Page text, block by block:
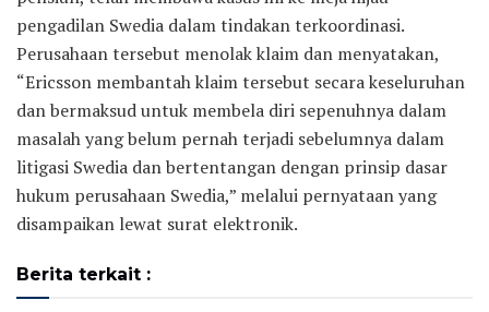
pengadilan Swedia dalam tindakan terkoordinasi.
Perusahaan tersebut menolak klaim dan menyatakan,
“Ericsson membantah klaim tersebut secara keseluruhan
dan bermaksud untuk membela diri sepenuhnya dalam
masalah yang belum pernah terjadi sebelumnya dalam
litigasi Swedia dan bertentangan dengan prinsip dasar
hukum perusahaan Swedia,” melalui pernyataan yang
disampaikan lewat surat elektronik.
Berita terkait :